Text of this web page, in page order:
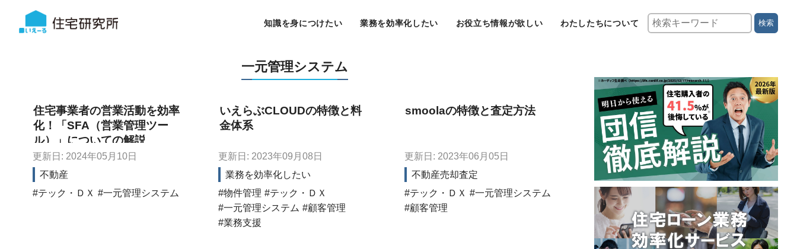
知識を身につけたい 業務を効率化したい お役立ち情報が欲しい わたしたちについて 検索
一元管理システム
住宅事業者の営業活動を効率
化！「SFA（営業管理ツー
ル）」についての解説
更新日: 2024年05月10日
不動産
テック・ＤＸ
一元管理システム
いえらぶCLOUDの特徴と料
金体系
更新日: 2023年09月08日
業務を効率化したい
物件管理
テック・ＤＸ
一元管理システム
顧客管理
業務支援
smoolaの特徴と査定方法
更新日: 2023年06月05日
不動産売却査定
テック・ＤＸ
一元管理システム
顧客管理